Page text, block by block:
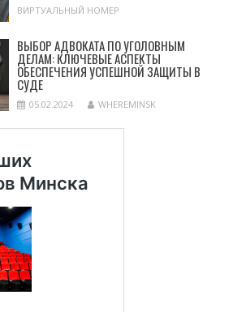
ВИРТУАЛЬНЫЙ НОМЕР
ВЫБОР АДВОКАТА ПО УГОЛОВНЫМ
ДЕЛАМ: КЛЮЧЕВЫЕ АСПЕКТЫ
ОБЕСПЕЧЕНИЯ УСПЕШНОЙ ЗАЩИТЫ В
СУДЕ
05.02.2024 WHEREMINSK